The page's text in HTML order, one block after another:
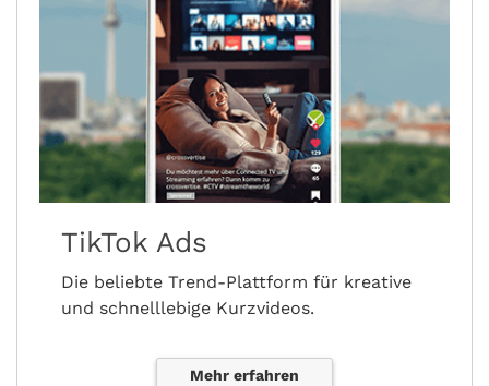
TikTok Ads
Die beliebte Trend-Plattform für kreative
und schnelllebige Kurzvideos.
Mehr erfahren